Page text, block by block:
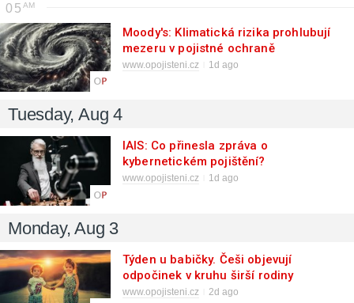
05
Moody's: Klimatická rizika prohlubují
mezeru v pojistné ochraně
www.opojisteni.cz 1d ago
Tuesday, Aug 4
IAIS: Co přinesla zpráva o
kybernetickém pojištění?
www.opojisteni.cz 1d ago
Monday, Aug 3
Týden u babičky. Češi objevují
odpočinek v kruhu širší rodiny
www.opojisteni.cz 2d ago